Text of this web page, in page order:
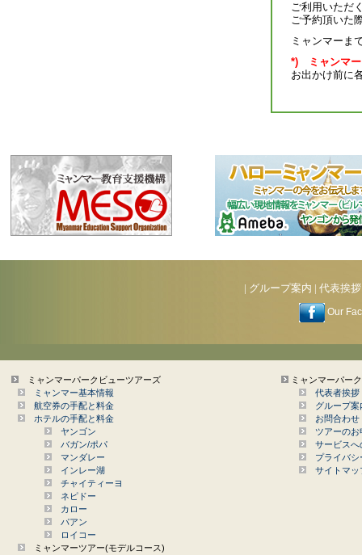
ご利用いただ
ご予約頂いた
ミャンマーま
*) ミャンマー
お出かけ前に
| グループ案内 | 代表挨拶
Our
ミャンマーパークビューツアーズ
ミャンマー基本情報
航空券の手配と料金
ホテルの手配と料金
ヤンゴン
バガン/ポパ
マンダレー
インレー湖
チャイティーヨ
ネピドー
カロー
パアン
ロイコー
ミャンマーツアー(モデルコース)
ミャンマーパー
代表者挨拶
グループ案
お問合わせ
ツアーのお
サービスへ
プライバ
サイトマッ